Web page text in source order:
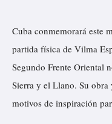
Cuba conmemorará este
partida física de Vilma
Segundo Frente Oriental
Sierra y el Llano. Su obra
motivos de inspiración